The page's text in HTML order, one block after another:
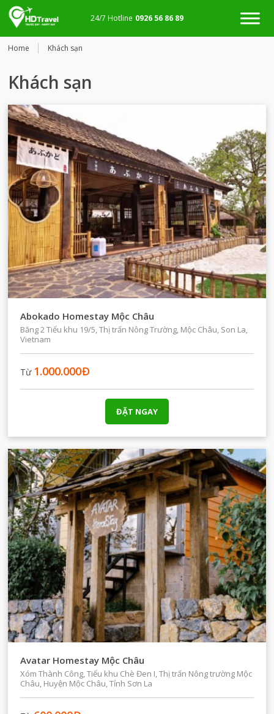
24/7 Hotline 0926 56 86 89
Home Khách sạn
Khách sạn
Abokado Homestay Mộc Châu
Băng 2 Tiểu khu 19/5, Thị trấn Nông Trường, Mộc Châu, Son La,
Vietnam
Từ 1.000.000Đ
ĐẶT NGAY
Avatar Homestay Mộc Châu
Xóm Thành Công, Tiểu khu Chè Đen I, Thị trấn Nông trường Mộc
Châu, Huyện Mộc Châu, Tỉnh Sơn La